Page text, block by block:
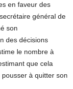
en faveur des
général de
son
des décisions
le nombre à
que cela
à quitter son